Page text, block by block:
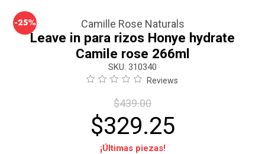
-25% Camille Rose Naturals
Leave in para rizos Honye hydrate
Camile rose 266ml
: 310340
Reviews
$439.00
$329.25
¡Últimas piezas!